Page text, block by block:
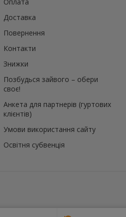
Доставка
Повернення
Контакти
Знижки
Позбудься зайвого – обери
своє!
Анкета для партнерів (гуртових
клієнтів)
Умови використання сайту
Освітня субвенція